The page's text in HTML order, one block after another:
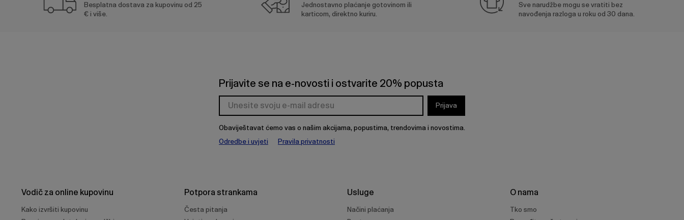
Besplatna dostava za kupovinu od 25
€ i više.
Jednostavno plaćanje gotovinom ili
karticom, direktno kuriru.
Sve narudžbe mogu se vratiti bez
navođenja razloga u roku od 30 dana.
Prijavite se na e-novosti i ostvarite 20% popusta
Prijava
Obaviještavat ćemo vas o našim akcijama, popustima, trendovima i novostima.
Odredbe i uvjeti
Pravila privatnosti
Vodič za online kupovinu
Kako izvršiti kupovinu
Potpora strankama
Česta pitanja
Usluge
Načini plaćanja
O nama
Tko smo